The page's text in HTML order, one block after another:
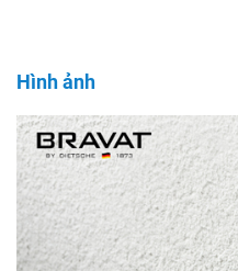
Hình ảnh